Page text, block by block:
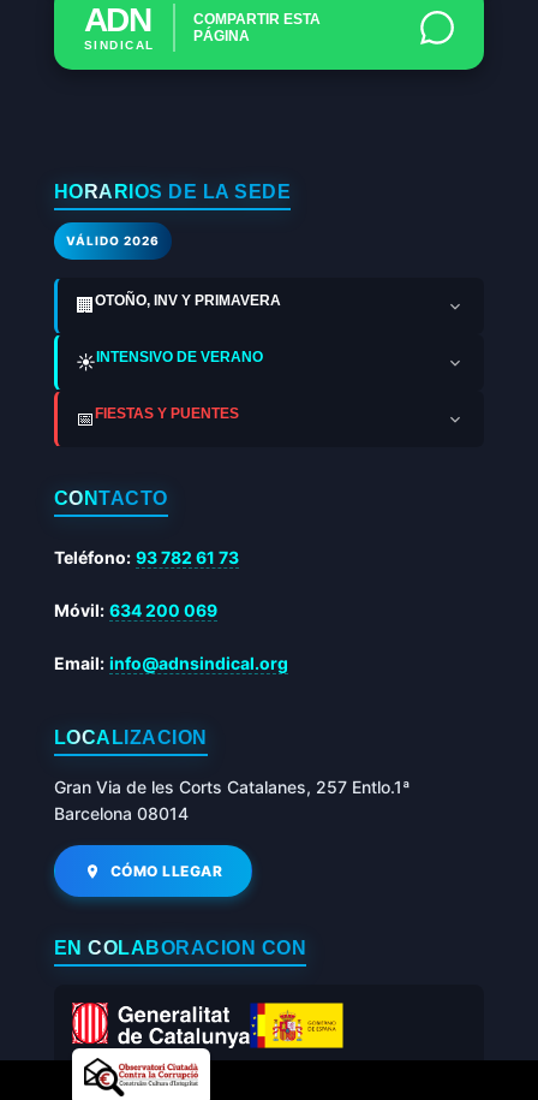
ADN
SINDICAL
COMPARTIR ESTA
PÁGINA
HORARIOS DE LA SEDE
VÁLIDO 2026
🏢 OTOÑO, INV Y PRIMAVERA
☀️INTENSIVO DE VERANO
📅FIESTAS Y PUENTES
CONTACTO
Teléfono: 93 782 61 73
Móvil: 634 200 069
Email: info@adnsindical.org
LOCALIZACIÓN
Gran Via de les Corts Catalanes, 257 Entlo.1ª
Barcelona 08014
CÓMO LLEGAR
EN COLABORACIÓN CON